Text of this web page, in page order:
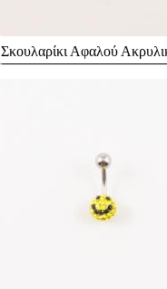
Σκουλαρίκι Αφαλού